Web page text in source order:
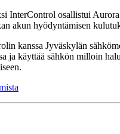
InterControl osallistui
akun hyödyntämisen
kanssa Jyväskylän
ja käyttää sähkön milloin